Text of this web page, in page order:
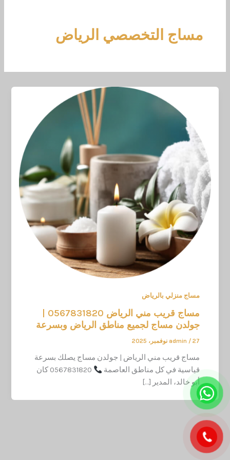
مساج التخصصي الرياض
مساج منزلي بالرياض
جولدن مساج لجميع مناطق الرياض وبسرعة
admin / 27 نوفمبر، 2025
مساج قريب مني الرياض | جولدن مساج يصلك بسرعة
قياسية في كل مناطق العاصمة
0567831820 كان
أبو خالد، المدير […]